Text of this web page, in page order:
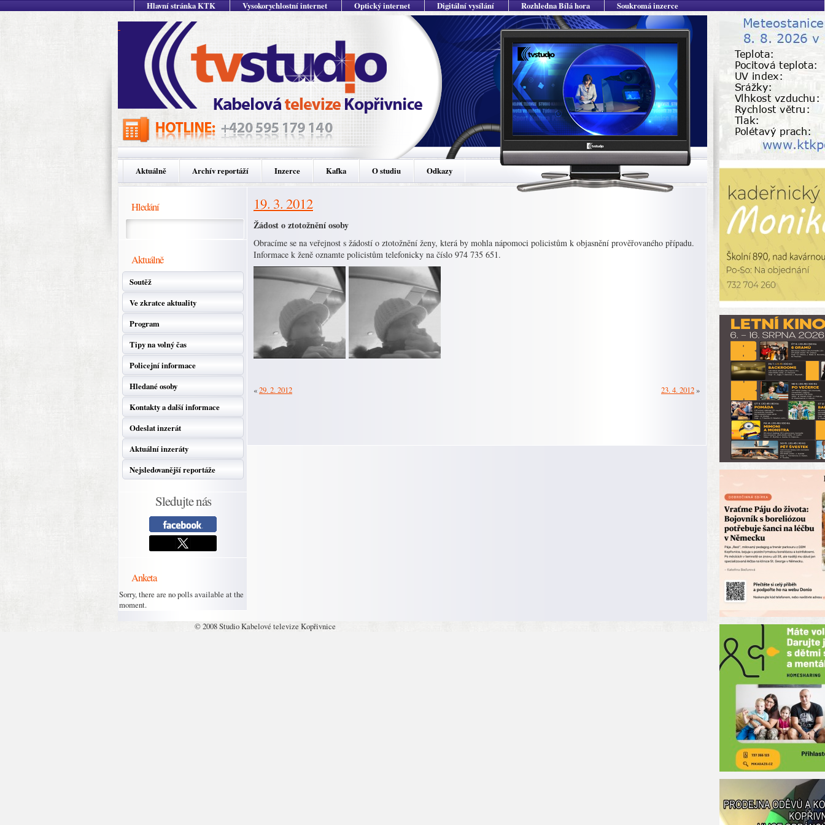
Hlavní stránka KTK Vysokorychlostní internet Optický internet Digitální vysílání Rozhledna Bílá hora Soukromá inzerce
Aktuálně Archív reportáží Inzerce Kafka O studiu Odkazy
Hledání
Aktuálně
Soutěž
Ve zkratce aktuality
Program
Tipy na volný čas
Policejní informace
Hledané osoby
Kontakty a další informace
Odeslat inzerát
Aktuální inzeráty
Nejsledovanější reportáže
Sledujte nás
Anketa
Sorry, there are no polls available at the
moment.
19. 3. 2012
Žádost o ztotožnění osoby
Obracíme se na veřejnost s žádostí o ztotožnění ženy, která by mohla nápomoci policistům k objasnění prověřovaného případu.
Informace k ženě oznamte policistům telefonicky na číslo 974 735 651.
«29. 2. 2012 23. 4. 2012»
© 2008 Studio Kabelové televize Kopřivnice